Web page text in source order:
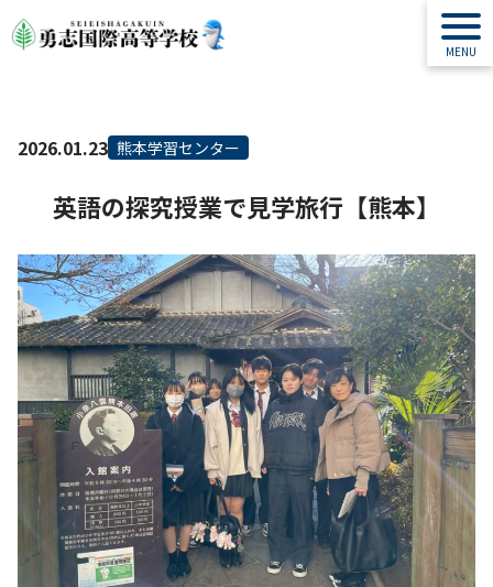
2026.01.23 熊本学習センター
英語の探究授業で見学旅行【熊本】